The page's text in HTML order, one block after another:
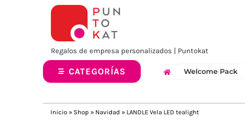
Regalos de empresa personalizados | Puntokat
CATEGORÍAS Welcome Pack
Inicio » Shop » Navidad » LANDLE Vela LED tealight